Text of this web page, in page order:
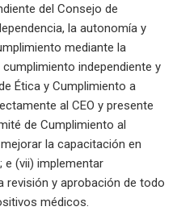
del Consejo de
la autonomía y
mediante la
independiente y
Ética y Cumplimiento a
al CEO y presente
de Cumplimiento al
la capacitación en
e (vii) implementar
revisión y aprobación de todo
médicos.